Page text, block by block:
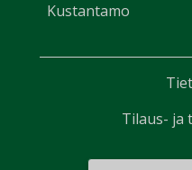
Kustantamo
Tilaus- ja